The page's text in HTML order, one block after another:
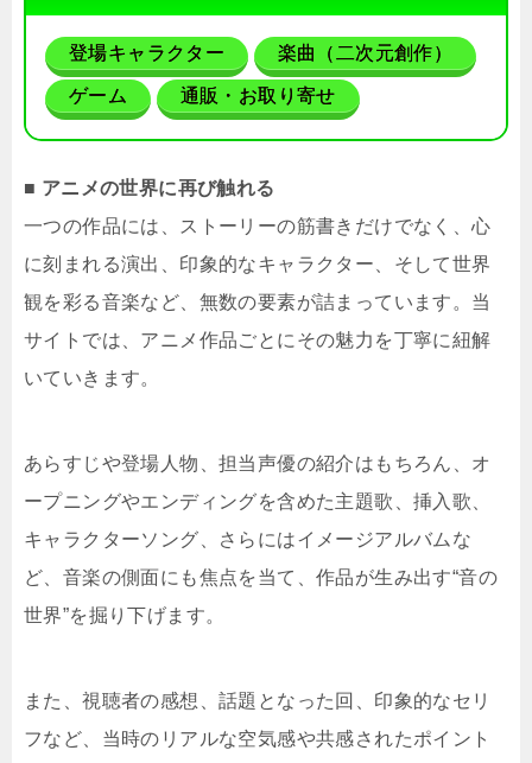
登場キャラクター 楽曲（二次元創作）
ゲーム 通販・お取り寄せ
■ アニメの世界に再び触れる
一つの作品には、ストーリーの筋書きだけでなく、心
に刻まれる演出、印象的なキャラクター、そして世界
観を彩る音楽など、無数の要素が詰まっています。当
サイトでは、アニメ作品ごとにその魅力を丁寧に紐解
いていきます。
あらすじや登場人物、担当声優の紹介はもちろん、オ
ープニングやエンディングを含めた主題歌、挿入歌、
キャラクターソング、さらにはイメージアルバムな
ど、音楽の側面にも焦点を当て、作品が生み出す“音の
世界”を掘り下げます。
また、視聴者の感想、話題となった回、印象的なセリ
フなど、当時のリアルな空気感や共感されたポイント